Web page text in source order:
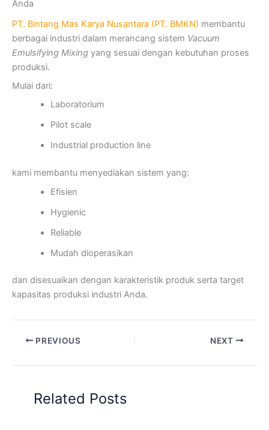
Anda
PT. Bintang Mas Karya Nusantara (PT. BMKN) membantu
berbagai industri dalam merancang sistem Vacuum
Emulsifying Mixing yang sesuai dengan kebutuhan proses
produksi.
Mulai dari:
Laboratorium
Pilot scale
Industrial production line
kami membantu menyediakan sistem yang:
Efisien
Hygienic
Reliable
Mudah dioperasikan
dan disesuaikan dengan karakteristik produk serta target
kapasitas produksi industri Anda.
PREVIOUS NEXT
Related Posts